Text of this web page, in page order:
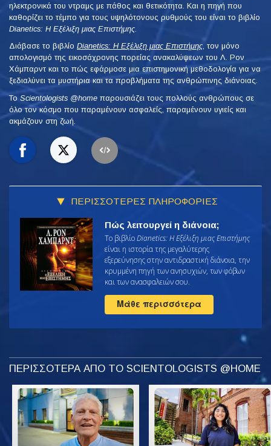
ηλεκτρονικά του ντραμς με πάθος και θετικότητα. Και η πηγή που
καθορίζει το τέμπο για τους υψηλότονους ρυθμούς του είναι το βιβλίο
Dianetics: Η Εξέλιξη μιας Επιστήμης
Διάβασε το βιβλίο Dianetics: Η Εξέλιξη μιας Επιστήμης, τον μόνο
απολογισμό της εικοσάχρονης πορείας ανακαλύψεων του Λ. Ρον
Χάμπαρντ και το πώς εφάρμοσε μια επιστημονική μεθοδολογία για να
ξεδιαλύνει τα μυστήρια και τα προβλήματα της ανθρώπινης διάνοιας.
To Scientologists @home παρουσιάζει τους πολλούς ανθρώπους σε
όλο τον κόσμο που παραμένουν ασφαλείς, παραμένουν υγιείς και
ακμάζουν στη ζωή.
ΠΕΡΙΣΣΟΤΕΡΕΣ ΠΛΗΡΟΦΟΡΙΕΣ
Πώς λειτουργεί η διάνοια;
Το βιβλίοDianetics: Η Εξέλιξη μιας Επιστήμης
είναι η ιστορία της μεγαλύτερης
εξερεύνησης στην αντιδραστική διάνοια, την
κρυμμένη πηγή των ανησυχιών, των φόβων
και των ανασφαλειών σου.
Μάθε περισσότερα
ΠΕΡΙΣΣΟΤΕΡΑ ΑΠΟ ΤΟ SCIENTOLOGISTS @HOME